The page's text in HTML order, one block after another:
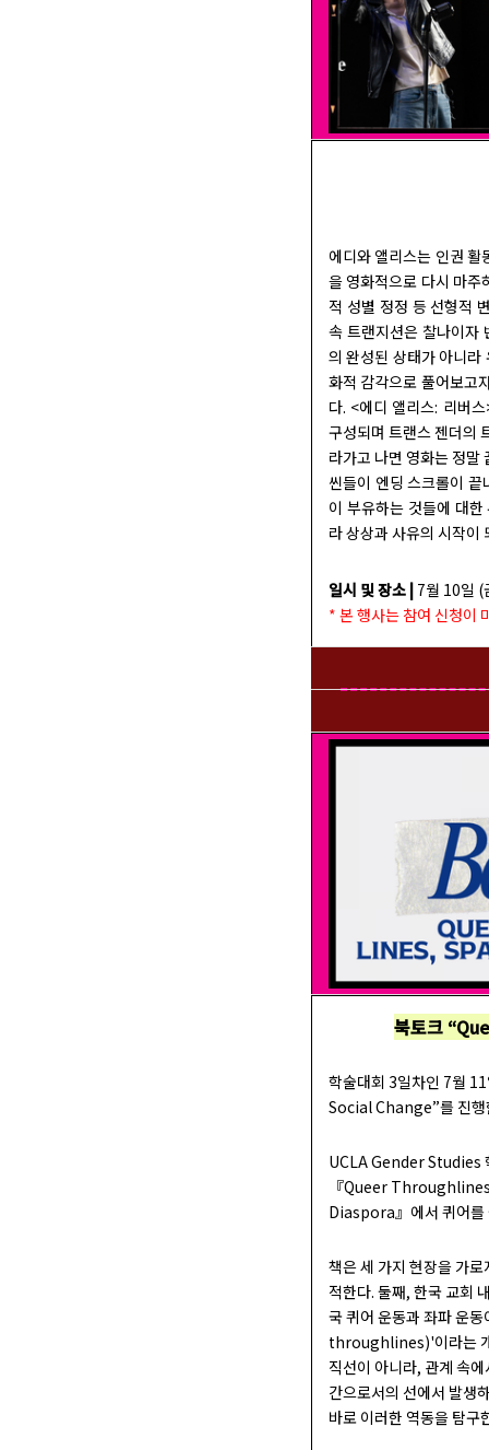
에디와 앨리스는 인권 활
을 영화적으로 다시 마주
적 성별 정정 등 선형적
속 트랜지션은 찰나이자
의 완성된 상태가 아니라
화적 감각으로 풀어보고
다. <에디 앨리스: 리버
구성되며 트랜스 젠더의
라가고 나면 영화는 정말
씬들이 엔딩 스크롤이 끝
이 부유하는 것들에 대
라 상상과 사유의 시작이
일시 및 장소 | 7월 10일
* 본 행사는 참여 신청이
북토크
학술대회 3일차인 7월
Social Change”를 진행
UCLA Gender Studies
『Queer
Diaspora』에서 퀴어를
책은 세 가지 현장을 가
적한다. 둘째, 한국 교회
국 퀴어 운동과 좌파 운
throughlines)'이라는 개
직선이 아니라, 관계 속
간으로서의 선에서 발
바로 이러한 역동을 탐구